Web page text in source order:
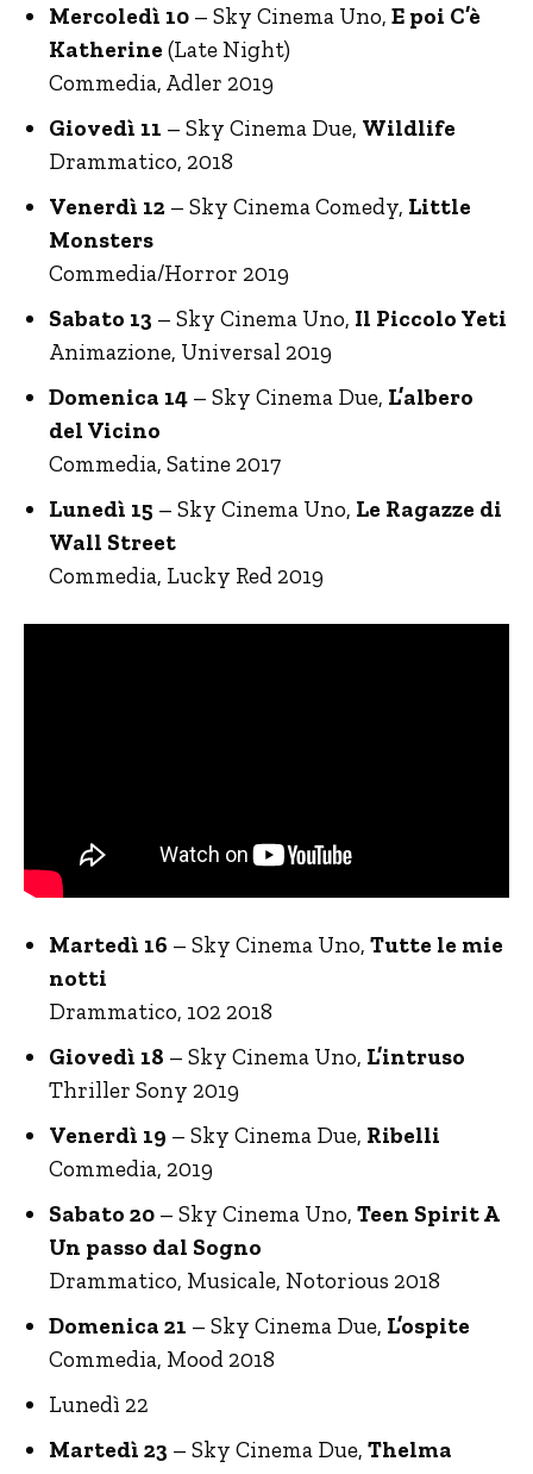
Mercoledì 10 – Sky Cinema Uno, E poi C’è
Katherine (Late Night)
Commedia, Adler 2019
Giovedì 11 – Sky Cinema Due, Wildlife
Drammatico, 2018
Venerdì 12 – Sky Cinema Comedy, Little
Monsters
Commedia/Horror 2019
Sabato 13 – Sky Cinema Uno, Il Piccolo Yeti
Animazione, Universal 2019
Domenica 14 – Sky Cinema Due, L’albero
del Vicino
Commedia, Satine 2017
Lunedì 15 – Sky Cinema Uno, Le Ragazze di
Wall Street
Commedia, Lucky Red 2019
Martedì 16 – Sky Cinema Uno, Tutte le mie
notti
Drammatico, 102 2018
Giovedì 18 – Sky Cinema Uno, L’intruso
Thriller Sony 2019
Venerdì 19 – Sky Cinema Due, Ribelli
Commedia, 2019
Sabato 20 – Sky Cinema Uno, Teen Spirit A
Un passo dal Sogno
Drammatico, Musicale, Notorious 2018
Domenica 21 – Sky Cinema Due, L’ospite
Commedia, Mood 2018
Lunedì 22
Martedì 23 – Sky Cinema Due, Thelma